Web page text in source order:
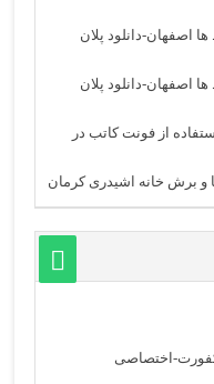
اصفهان-دانلود پلان
اصفهان-دانلود پلان
از فونت کاتب در
و برش خانه اشیدری کرمان
اختصاصی